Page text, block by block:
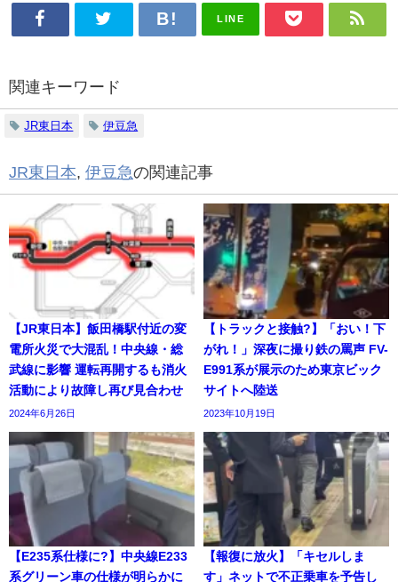
LINE
関連キーワード
JR東日本 伊豆急
JR東日本, 伊豆急の関連記事
【JR東日本】飯田橋駅付近の変
電所火災で大混乱！中央線・総
武線に影響 運転再開するも消火
活動により故障し再び見合わせ
2024年6月26日
【トラックと接触?】「おい！下
がれ！」深夜に撮り鉄の罵声 FV-
E991系が展示のため東京ビック
サイトへ陸送
2023年10月19日
【E235系仕様に?】中央線E233
系グリーン車の仕様が明らかに
【報復に放火】「キセルしま
す」ネットで不正乗車を予告し